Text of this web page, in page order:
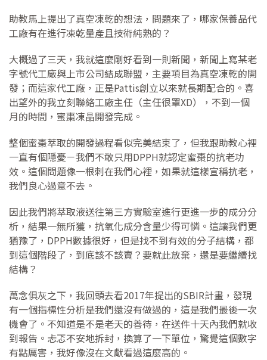
助教馬上提出了真空凍乾的想法，問題來了，哪家保養品代
工廠有在進行凍乾量產且技術純熟的？
大概過了三天，我就這麼剛好看到一則新聞，新聞上寫某老
字號代工廠與上市公司結成聯盟，主要項目為真空凍乾的開
發；而這家代工廠，正是Pattis創立以來就長期配合的。喜
出望外的我立刻聯絡工廠主任（主任很罩XD），不到一個
月的時間，蜜棗凍晶開發完成。
整個蜜棗萃取的開發過程看似完美結束了，但我跟助教心裡
一直有個隱憂－我們不敢只用DPPH就認定蜜棗的抗老功
效。這個問題像一根刺在我們心裡，如果就這樣宣稱抗老，
我們良心過意不去。
因此我們將萃取液送往第三方實驗室進行更進一步的成分分
析，結果一無所獲，抗氧化成分含量少得可憐。這讓我們更
猶豫了，DPPH數據很好，但是找不到有效的分子結構，都
到這個階段了，到底該不該賣？要就此放棄，還是要繼續找
結構？
萬念俱灰之下，我回頭去看2017年提出的SBIR計畫，發現
有一個指標性分析是我們還沒有做過的，這是我們最後一次
機會了。不知道是不是老天的善待，在送件十天內我們就收
到報告。忐忑不安地拆封，換算了一下單位，驚覺這個數字
有點厲害，我好像沒在文獻看過這麼高的。